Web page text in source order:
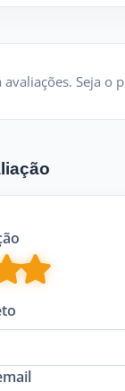
avaliações. Seja o